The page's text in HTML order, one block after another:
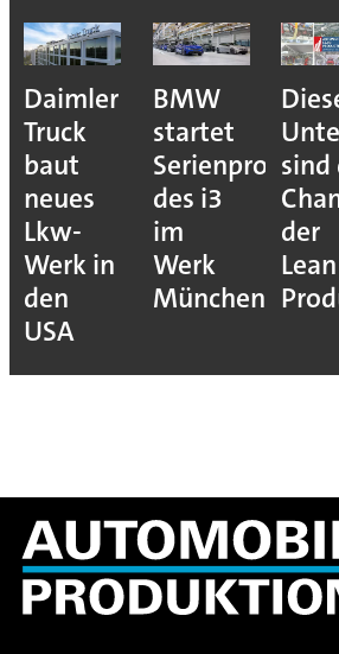
Daimler
Truck
baut
neues
Lkw-
Werk in
den
USA
BMW
startet
des i3
im
Werk
München
sind
der
Lean